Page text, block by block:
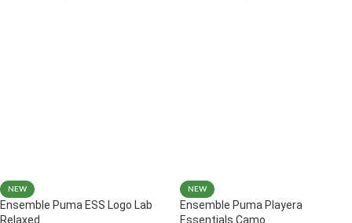
NEW
Ensemble Puma ESS Logo Lab
Relaxed
NEW
Ensemble Puma Playera
Essentials Camo